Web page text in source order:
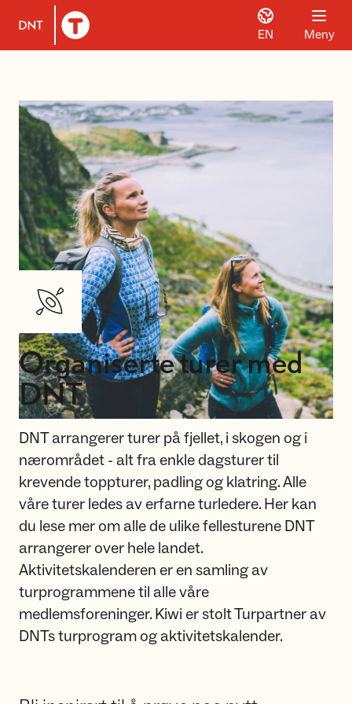
Til DNT.no forside
EN Meny
Organiserte turer med
DNT
DNT arrangerer turer på fjellet, i skogen og i
nærområdet - alt fra enkle dagsturer til
krevende toppturer, padling og klatring. Alle
våre turer ledes av erfarne turledere. Her kan
du lese mer om alle de ulike fellesturene DNT
arrangerer over hele landet.
Aktivitetskalenderen er en samling av
turprogrammene til alle våre
medlemsforeninger. Kiwi er stolt Turpartner av
DNTs turprogram og aktivitetskalender.